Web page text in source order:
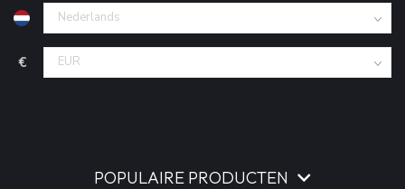
€
POPULAIRE PRODUCTEN